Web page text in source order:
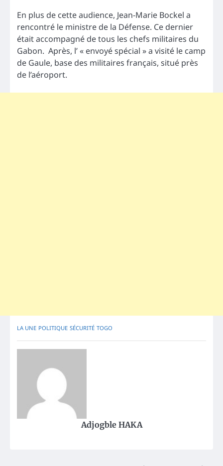
En plus de cette audience, Jean-Marie Bockel a
rencontré le ministre de la Défense. Ce dernier
était accompagné de tous les chefs militaires du
Gabon. Après, l’ « envoyé spécial » a visité le camp
de Gaule, base des militaires français, situé près
de l’aéroport.
LA UNE POLITIQUE SÉCURITÉ TOGO
Adjogble HAKA